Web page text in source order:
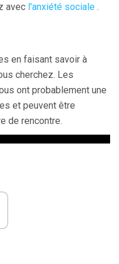
avec l'anxiété sociale .
en faisant savoir à
cherchez. Les
ont probablement une
et peuvent être
de rencontre.